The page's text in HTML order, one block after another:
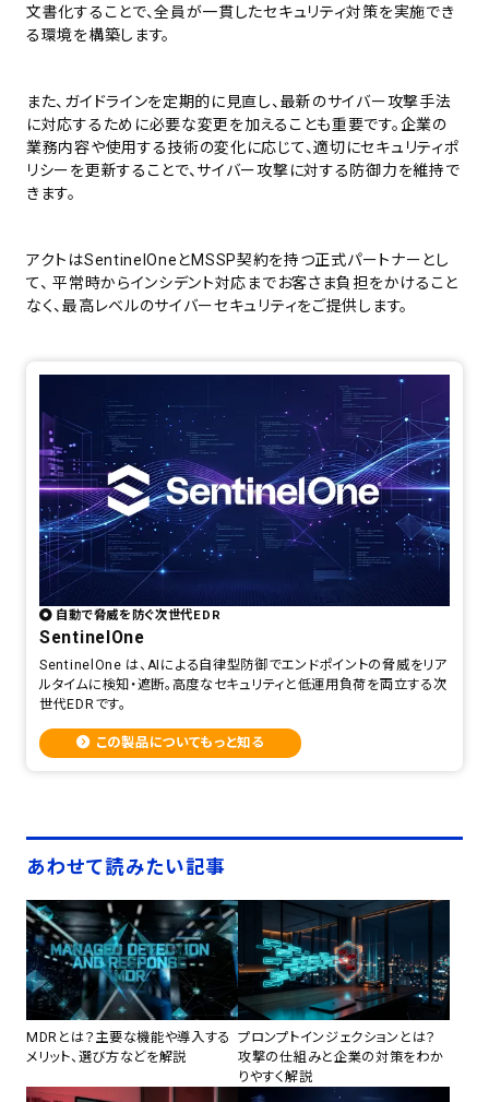
文書化することで、全員が一貫したセキュリティ対策を実施でき
る環境を構築します。
また、ガイドラインを定期的に見直し、最新のサイバー攻撃手法
に対応するために必要な変更を加えることも重要です。企業の
業務内容や使用する技術の変化に応じて、適切にセキュリティポ
リシーを更新することで、サイバー攻撃に対する防御力を維持で
きます。
アクトはSentinelOneとMSSP契約を持つ正式パートナーとし
て、 平常時からインシデント対応までお客さま負担をかけること
なく、最高レベルのサイバーセキュリティをご提供します。
自動で脅威を防ぐ次世代EDR
SentinelOne
SentinelOne は、AIによる自律型防御でエンドポイントの脅威をリア
ルタイムに検知・遮断。高度なセキュリティと低運用負荷を両立する次
世代EDRです。
この製品についてもっと知る
あわせて読みたい記事
MDRとは？主要な機能や導入する
メリット、選び方などを解説
プロンプトインジェクションとは？
攻撃の仕組みと企業の対策をわか
りやすく解説